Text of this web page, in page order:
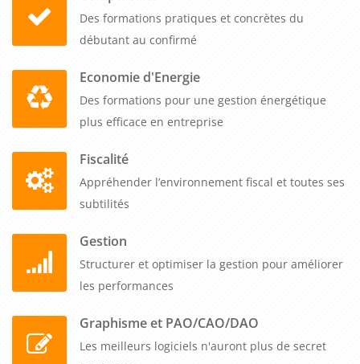
entreprises de renforcer leur engagement envers le
développement durable et de se positionner en tant
qu'acteurs responsables sur le marché.
Des formations pratiques et concrètes du
débutant au confirmé
Economie d'Energie
Des formations pour une gestion énergétique
plus efficace en entreprise
Fiscalité
Appréhender l’environnement fiscal et toutes ses
subtilités
Gestion
Structurer et optimiser la gestion pour améliorer
les performances
Graphisme et PAO/CAO/DAO
Les meilleurs logiciels n'auront plus de secret